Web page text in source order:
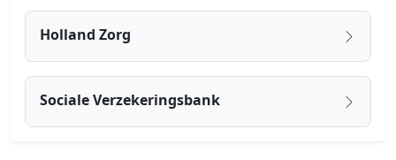
Holland Zorg
Sociale Verzekeringsbank